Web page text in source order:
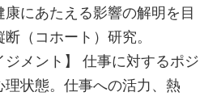
にあたえる影響の解明を目
（コホート）研究。
ジメント】 仕事に対するポジ
理状態。仕事への活力、熱